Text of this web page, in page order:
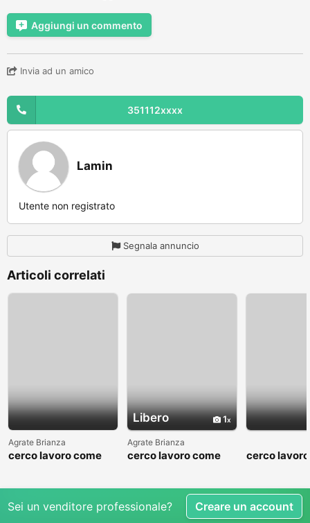
Aggiungi un commento
Invia ad un amico
351112xxxx
Lamin
Utente non registrato
Segnala annuncio
Articoli correlati
Agrate Brianza
cerco lavoro come
Libero 1
Agrate Brianza
cerco lavoro come
cerco
Sei un venditore professionale? Creare un account